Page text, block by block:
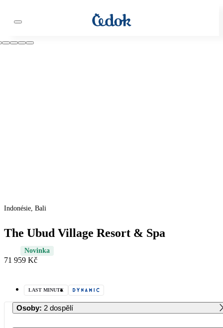
Indonésie, Bali
The Ubud Village Resort & Spa
Novinka
71 959 Kč
LAST MINUTE
Osoby: 2 dospělí